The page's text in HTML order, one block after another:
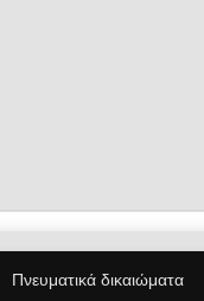
Πνευματικά δικαιώματα